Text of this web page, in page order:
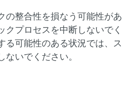
の整合性を損なう可能性があ
クプロセスを中断しないでく
る可能性のある状況では、ス
ないでください。